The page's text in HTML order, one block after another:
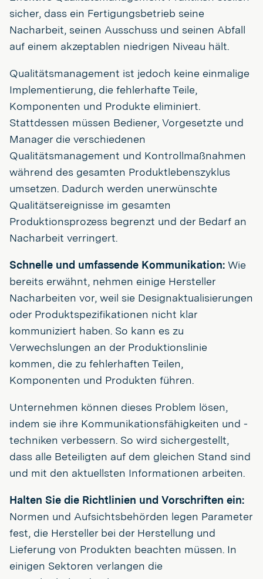
sicher, dass ein Fertigungsbetrieb seine
Nacharbeit, seinen Ausschuss und seinen Abfall
auf einem akzeptablen niedrigen Niveau hält.
Qualitätsmanagement ist jedoch keine einmalige
Implementierung, die fehlerhafte Teile,
Komponenten und Produkte eliminiert.
Stattdessen müssen Bediener, Vorgesetzte und
Manager die verschiedenen
Qualitätsmanagement und Kontrollmaßnahmen
während des gesamten Produktlebenszyklus
umsetzen. Dadurch werden unerwünschte
Qualitätsereignisse im gesamten
Produktionsprozess begrenzt und der Bedarf an
Nacharbeit verringert.
Schnelle und umfassende Kommunikation: Wie
bereits erwähnt, nehmen einige Hersteller
Nacharbeiten vor, weil sie Designaktualisierungen
oder Produktspezifikationen nicht klar
kommuniziert haben. So kann es zu
Verwechslungen an der Produktionslinie
kommen, die zu fehlerhaften Teilen,
Komponenten und Produkten führen.
Unternehmen können dieses Problem lösen,
indem sie ihre Kommunikationsfähigkeiten und -
techniken verbessern. So wird sichergestellt,
dass alle Beteiligten auf dem gleichen Stand sind
und mit den aktuellsten Informationen arbeiten.
Halten Sie die Richtlinien und Vorschriften ein:
Normen und Aufsichtsbehörden legen Parameter
fest, die Hersteller bei der Herstellung und
Lieferung von Produkten beachten müssen. In
einigen Sektoren verlangen die